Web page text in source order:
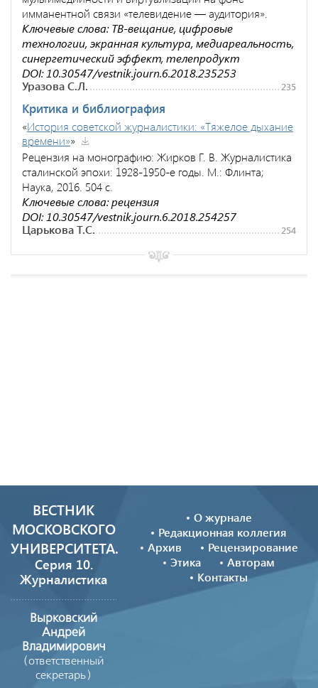
имманентной связи «телевидение — аудитория».
Ключевые слова: ТВ-вещание, цифровые
технологии, экранная культура, медиареальность,
синергетический эффект, телепродукт
DOI: 10.30547/vestnik.journ.6.2018.235253
Уразова С.Л.
235
Критика и библиография
«История советской журналистики: «Тяжелое дыхание
времени»»
Рецензия на монографию: Жирков Г. В. Журналистика
сталинской эпохи: 1928-1950-е годы. М.: Флинта;
Наука, 2016. 504 с.
Ключевые слова: рецензия
DOI: 10.30547/vestnik.journ.6.2018.254257
Царькова Т.С.
254
ВЕСТНИК
МОСКОВСКОГО
УНИВЕРСИТЕТА.
Серия 10.
Журналистика
Вырковский
Андрей
Владимирович
(ответственный
секретарь)
О журнале
Редакционная коллегия
Архив
Рецензирование
Этика
Авторам
Контакты